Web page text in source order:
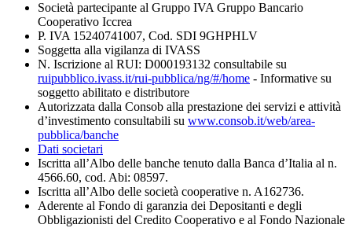
Società partecipante al Gruppo IVA Gruppo Bancario
Cooperativo Iccrea
P. IVA 15240741007, Cod. SDI 9GHPHLV
Soggetta alla vigilanza di IVASS
N. Iscrizione al RUI: D000193132 consultabile su
ruipubblico.ivass.it/rui-pubblica/ng/#/home - Informative su
soggetto abilitato e distributore
Autorizzata dalla Consob alla prestazione dei servizi e attività
d’investimento consultabili su www.consob.it/web/area-
pubblica/banche
Dati societari
Iscritta all’Albo delle banche tenuto dalla Banca d’Italia al n.
4566.60, cod. Abi: 08597.
Iscritta all’Albo delle società cooperative n. A162736.
Aderente al Fondo di garanzia dei Depositanti e degli
Obbligazionisti del Credito Cooperativo e al Fondo Nazionale